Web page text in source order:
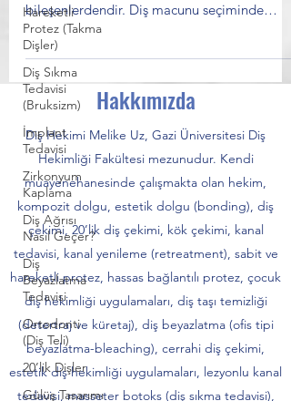
Hareketli
Protez (Takma
Dişler)
Diş Sıkma
Tedavisi
(Bruksizm)
İmplant
Tedavisi
Zirkonyum
Kaplama
Diş Ağrısı
Nasıl Geçer?
Diş
Beyazlatma
Tedavisi
Ortodonti
(Diş Teli)
20’lik Dişler
Gülüş Tasarımı
bileşenlerdendir. Diş macunu seçiminde
önemli pek...
Hakkımızda
Diş Hekimi Melike Uz, Gazi Üniversitesi Diş
Hekimliği Fakültesi mezunudur. Kendi
muayenehanesinde çalışmakta olan hekim,
kompozit dolgu, estetik dolgu (bonding), diş
çekimi, 20’lik diş çekimi, kök çekimi, kanal
tedavisi, kanal yenileme (retreatment), sabit ve
hareketli protez, hassas bağlantılı protez, çocuk
diş hekimliği uygulamaları, diş taşı temizliği
(detertraj ve küretaj), diş beyazlatma (ofis tipi
beyazlatma-bleaching), cerrahi diş çekimi,
estetik diş hekimliği uygulamaları, lezyonlu kanal
tedavisi, masseter botoks (diş sıkma tedavisi),